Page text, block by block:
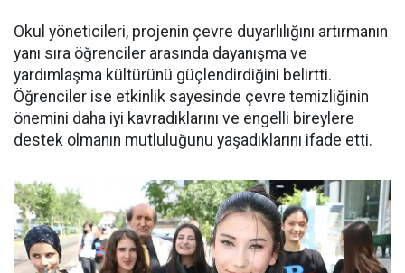
Okul yöneticileri, projenin çevre duyarlılığını artırmanın
yanı sıra öğrenciler arasında dayanışma ve
yardımlaşma kültürünü güçlendirdiğini belirtti.
Öğrenciler ise etkinlik sayesinde çevre temizliğinin
önemini daha iyi kavradıklarını ve engelli bireylere
destek olmanın mutluluğunu yaşadıklarını ifade etti.